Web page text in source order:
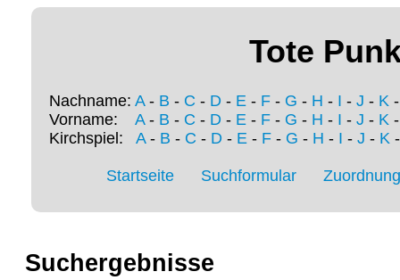
Tote
Nachname: A- B - C - D - E - F - G - H - I - J - K
Vorname: A- B - C - D - E - F - G - H - I - J - K
Kirchspiel: A- B - C - D- E- F- G - H - I - J - K
Startseite Suchformular
Suchergebnisse